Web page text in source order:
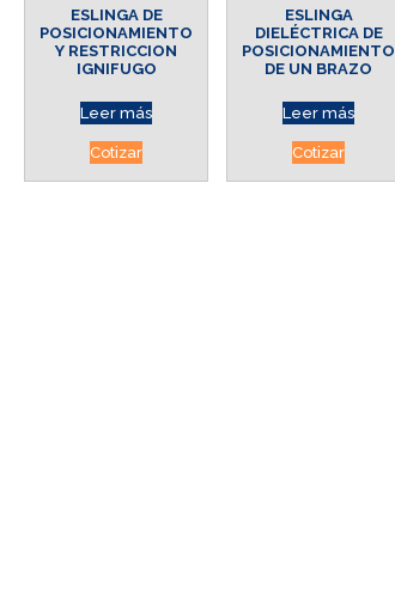
ESLINGA DE
POSICIONAMIENTO
Y RESTRICCION
IGNIFUGO
Leer más
Cotizar
ESLINGA
DIELÉCTRICA DE
POSICIONAMIENTO
DE UN BRAZO
Leer más
Cotizar